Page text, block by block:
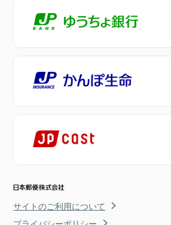
サイトのご利用について